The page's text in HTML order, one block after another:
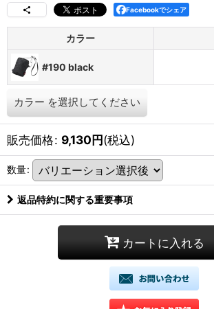
Facebookでシェア
カラー
#190 black
カラー を選択してください
販売価格: 9,130円(税込)
数量:
返品特約に関する重要事項
カートに入れる